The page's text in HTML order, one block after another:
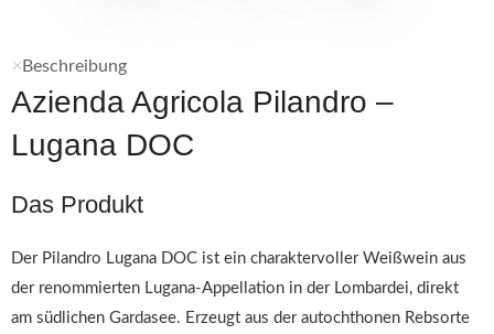
Beschreibung
Azienda Agricola Pilandro –
Lugana DOC
Das Produkt
Der Pilandro Lugana DOC ist ein charaktervoller Weißwein aus
der renommierten Lugana-Appellation in der Lombardei, direkt
am südlichen Gardasee. Erzeugt aus der autochthonen Rebsorte